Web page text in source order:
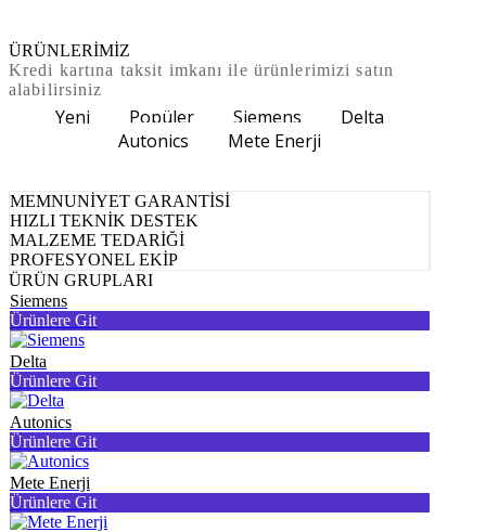
ÜRÜNLERİMİZ
Kredi kartına taksit imkanı ile ürünlerimizi satın
alabilirsiniz
Yeni Popüler Siemens
Delta
Autonics
Mete Enerji
MEMNUNİYET GARANTİSİ
HIZLI TEKNİK DESTEK
MALZEME TEDARİĞİ
PROFESYONEL EKİP
ÜRÜN GRUPLARI
Siemens
Ürünlere Git
Delta
Ürünlere Git
Autonics
Ürünlere Git
Mete Enerji
Ürünlere Git